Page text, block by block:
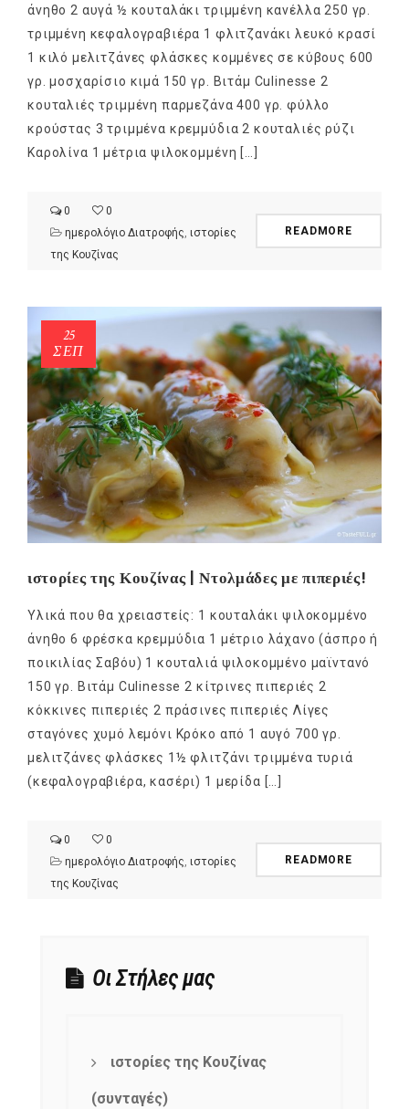
άνηθο 2 αυγά ½ κουταλάκι τριμμένη κανέλλα 250 γρ.
τριμμένη κεφαλογραβιέρα 1 φλιτζανάκι λευκό κρασί
1 κιλό μελιτζάνες φλάσκες κομμένες σε κύβους 600
γρ. μοσχαρίσιο κιμά 150 γρ. Βιτάμ Culinesse 2
κουταλιές τριμμένη παρμεζάνα 400 γρ. φύλλο
κρούστας 3 τριμμένα κρεμμύδια 2 κουταλιές ρύζι
Καρολίνα 1 μέτρια ψιλοκομμένη […]
0
0
ημερολόγιο Διατροφής, ιστορίες
της Κουζίνας
READMORE
25
ΣΕΠ
ιστορίες της Κουζίνας | Ντολμάδες με πιπεριές!
Υλικά που θα χρειαστείς: 1 κουταλάκι ψιλοκομμένο
άνηθο 6 φρέσκα κρεμμύδια 1 μέτριο λάχανο (άσπρο ή
ποικιλίας Σαβόυ) 1 κουταλιά ψιλοκομμένο μαϊντανό
150 γρ. Βιτάμ Culinesse 2 κίτρινες πιπεριές 2
κόκκινες πιπεριές 2 πράσινες πιπεριές Λίγες
σταγόνες χυμό λεμόνι Κρόκο από 1 αυγό 700 γρ.
μελιτζάνες φλάσκες 1½ φλιτζάνι τριμμένα τυριά
(κεφαλογραβιέρα, κασέρι) 1 μερίδα […]
0
0
ημερολόγιο Διατροφής ιστορίες
της Κουζίνας
READMORE
Οι Στήλες μας
ιστορίες της Κουζίνας
(συνταγές)
NEWSLETTER
Get ti
mel
y updates
fro
m
your favorite
products